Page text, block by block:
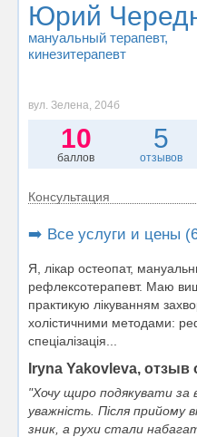
Юрий
мануальный терапевт,
кинезитерапевт
вул. Зелена, 204б
10
баллов
5
отзывов
Консультация
➡️ Все услуги и цены
Я, лікар остеопат,
рефлексотерапевт. Маю
практикую лікуванням
холістичними методами:
спеціалізація...
Iryna Yakovleva, отзыв
"Хочу щиро подякувати
уважність. Після прийому
зник, а рухи стали